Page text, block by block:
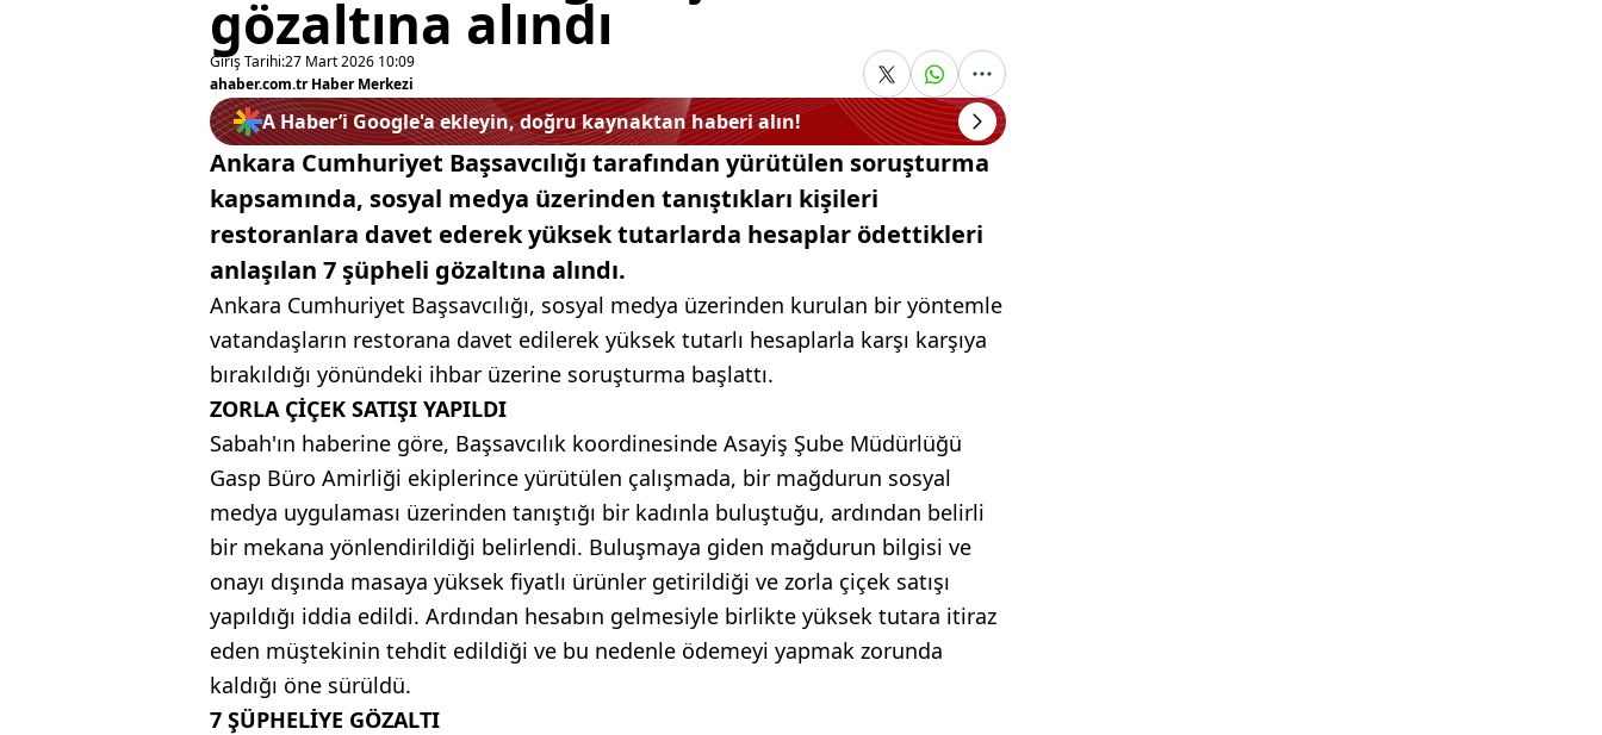
gözaltına alındı
Giriş Tarihi:27 Mart 2026 10:09
ahaber.com.tr Haber Merkezi
A Haber’i Google'a ekleyin, doğru kaynaktan haberi alın!
Ankara Cumhuriyet Başsavcılığı tarafından yürütülen soruşturma
kapsamında, sosyal medya üzerinden tanıştıkları kişileri
restoranlara davet ederek yüksek tutarlarda hesaplar ödettikleri
anlaşılan 7 şüpheli gözaltına alındı.
Ankara Cumhuriyet Başsavcılığı, sosyal medya üzerinden kurulan bir yöntemle
vatandaşların restorana davet edilerek yüksek tutarlı hesaplarla karşı karşıya
bırakıldığı yönündeki ihbar üzerine soruşturma başlattı.
ZORLA ÇİÇEK SATIŞI YAPILDI
Sabah'ın haberine göre, Başsavcılık koordinesinde Asayiş Şube Müdürlüğü
Gasp Büro Amirliği ekiplerince yürütülen çalışmada, bir mağdurun sosyal
medya uygulaması üzerinden tanıştığı bir kadınla buluştuğu, ardından belirli
bir mekana yönlendirildiği belirlendi. Buluşmaya giden mağdurun bilgisi ve
onayı dışında masaya yüksek fiyatlı ürünler getirildiği ve zorla çiçek satışı
yapıldığı iddia edildi. Ardından hesabın gelmesiyle birlikte yüksek tutara itiraz
eden müştekinin tehdit edildiği ve bu nedenle ödemeyi yapmak zorunda
kaldığı öne sürüldü.
7 ŞÜPHELİYE GÖZALTI